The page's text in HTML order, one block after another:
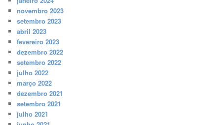
novembro 2023
setembro 2023
abril 2023
fevereiro 2023
dezembro 2022
setembro 2022
julho 2022
março 2022
dezembro 2021
setembro 2021
julho 2021